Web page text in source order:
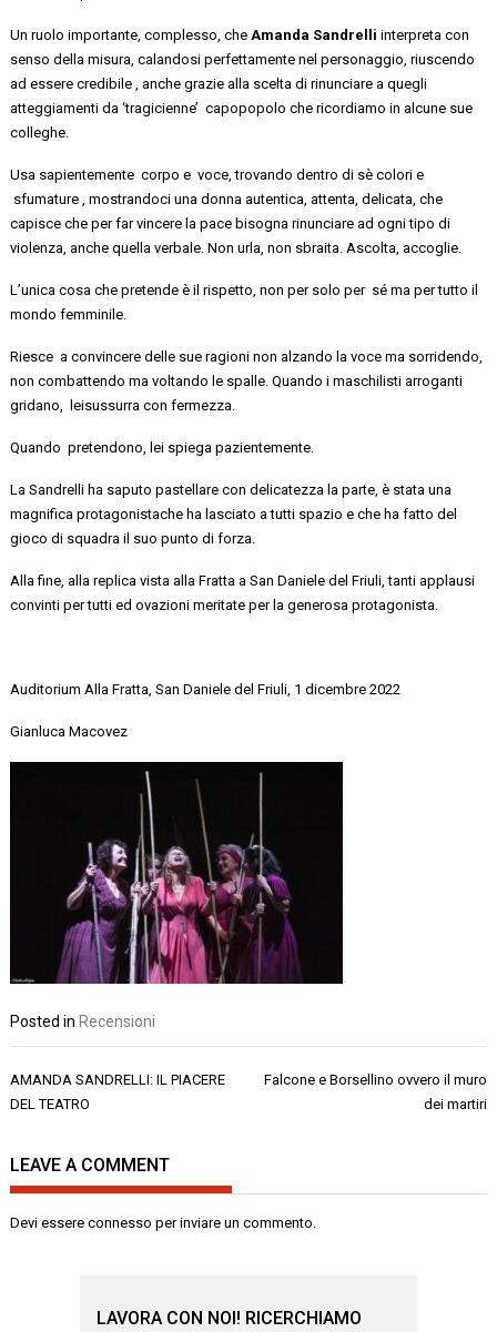
Un ruolo importante, complesso, che Amanda Sandrelli interpreta con
senso della misura, calandosi perfettamente nel personaggio, riuscendo
ad esserecredibile
anche grazie alla scelta di rinunciare a quegli
atteggiamenti da ‘tragicienne’ capopopolo che ricordiamo in alcune sue
colleghe.
Usa sapientemente corpo e voce,trovando dentro di sè colori e
sfumature ,mostrandociuna donnaautentica , attenta, delicata, che
capisce che per far vincere la pace bisogna rinunciare ad ognitipo di
violenza, anche quella verbale. Non urla, non sbraita. Ascolta, accoglie.
L’unica cosa che pretende è il rispetto, non per soloper sé ma per tutto il
mondo femminile.
Riesce a convincere delle sue ragioni non alzando la voce ma sorridendo,
non combattendo ma voltando le spalle. Quando i maschilisti arroganti
gridano, leisussurra con fermezza.
Quando pretendono , lei spiega pazientemente.
La Sandrelli ha saputopastellare con delicatezza la parte,è stata una
magnificaprotagonistache ha lasciato a tutti spazio e che ha fatto del
gioco di squadra il suo punto di forza.
Alla fine, alla replica vista alla Fratta a San Daniele del Friuli, tanti applausi
convinti per tutti ed ovazioni meritate per la generosa protagonista.
Auditorium Alla Fratta, San Daniele del Friuli, 1 dicembre 2022
Gianluca Macovez
Posted in Recensioni
Navigazione
articoli
AMANDA SANDRELLI: IL PIACERE
DEL TEATRO
Falcone e Borsellino ovvero il muro
dei martiri
LEAVE A COMMENT
Devi essereconnesso per inviare un commento.
LAVORA CON NOI! RICERCHIAMO